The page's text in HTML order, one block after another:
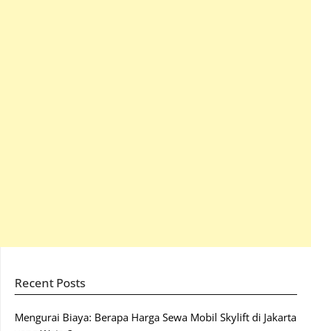
Recent Posts
Mengurai Biaya: Berapa Harga Sewa Mobil Skylift di Jakarta